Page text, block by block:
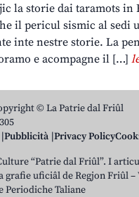
la storie dai taramots in
il pericul sismic al sedi
inte nestre storie. La
e acompagne il […]
© La Patrie dal Friûl
Pubblicità Privacy Policy
“Patrie dal Friûl”. I
grafie uficiâl de Regjon Friûl –
Periodiche Taliane